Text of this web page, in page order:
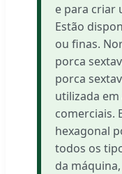
e para criar
Estão
ou finas.
porca
porca
utilizada
comerciais.
hexagonal
todos os
da